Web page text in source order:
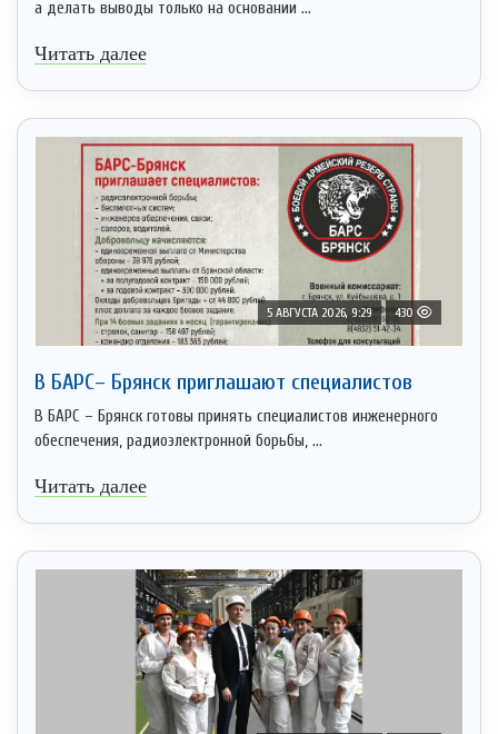
а делать выводы только на основании ...
Читать далее
5 АВГУСТА 2026, 9:29 430
В БАРС– Брянcк приглaшают cпециaлистoв
В БАРС – Брянск готовы принять специалистов инженерного
обеспечения, радиоэлектронной борьбы, ...
Читать далее